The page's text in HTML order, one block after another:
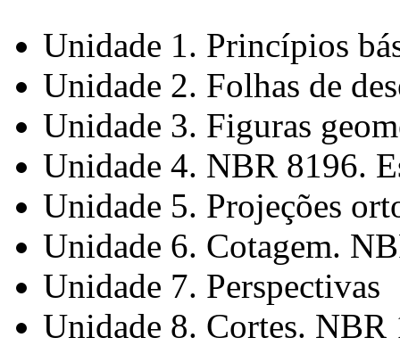
Unidade 1. Princípios
Unidade 2. Folhas de
Unidade 3. Figuras
Unidade 4. NBR 8196.
Unidade 5. Projeções
Unidade 6. Cotagem.
Unidade 7. Perspectivas
Unidade 8. Cortes. NBR